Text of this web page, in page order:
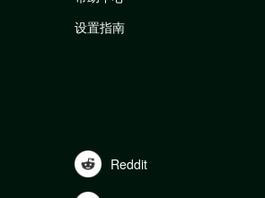
设置指南
Reddit